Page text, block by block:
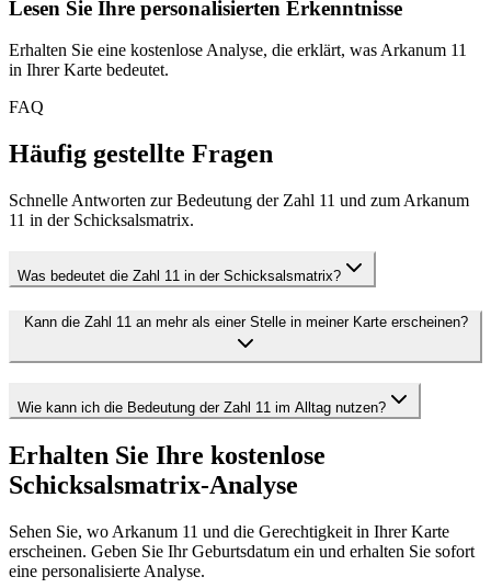
Lesen Sie Ihre personalisierten Erkenntnisse
Erhalten Sie eine kostenlose Analyse, die erklärt, was Arkanum 11
in Ihrer Karte bedeutet.
FAQ
Häufig gestellte Fragen
Schnelle Antworten zur Bedeutung der Zahl 11 und zum Arkanum
11 in der Schicksalsmatrix.
Was bedeutet die Zahl 11 in der Schicksalsmatrix?
Kann die Zahl 11 an mehr als einer Stelle in meiner Karte erscheinen?
Wie kann ich die Bedeutung der Zahl 11 im Alltag nutzen?
Erhalten Sie Ihre kostenlose
Schicksalsmatrix-Analyse
Sehen Sie, wo Arkanum 11 und die Gerechtigkeit in Ihrer Karte
erscheinen. Geben Sie Ihr Geburtsdatum ein und erhalten Sie sofort
eine personalisierte Analyse.